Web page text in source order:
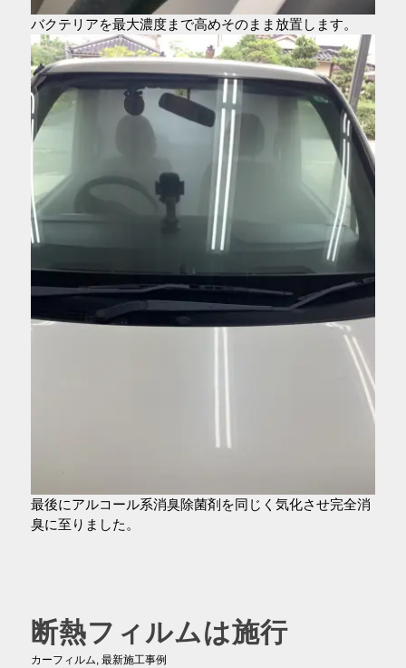
バクテリアを最大濃度まで高めそのまま放置します。
最後にアルコール系消臭除菌剤を同じく気化させ完全消
臭に至りました。
断熱フィルムは施行
カーフィルム, 最新施工事例